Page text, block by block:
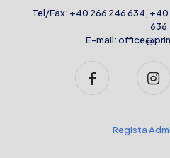
Tel/Fax: +40 266 246 634, +40
636
E-mail:
Regista